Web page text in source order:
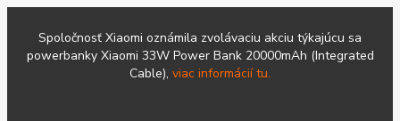
Spoločnosť Xiaomi oznámila zvolávaciu akciu týkajúcu sa
powerbanky Xiaomi 33W Power Bank 20000mAh (Integrated
Cable), viac informácií tu.